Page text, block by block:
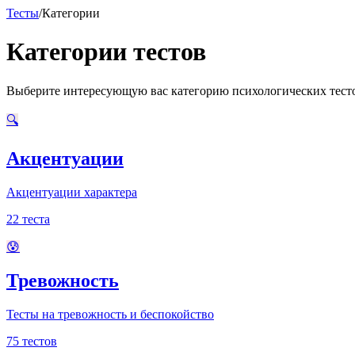
Тесты/Категории
Категории тестов
Выберите интересующую вас категорию психологических
🔍
Акцентуации
Акцентуации характера
22 теста
😰
Тревожность
Тесты на тревожность и беспокойство
75 тестов